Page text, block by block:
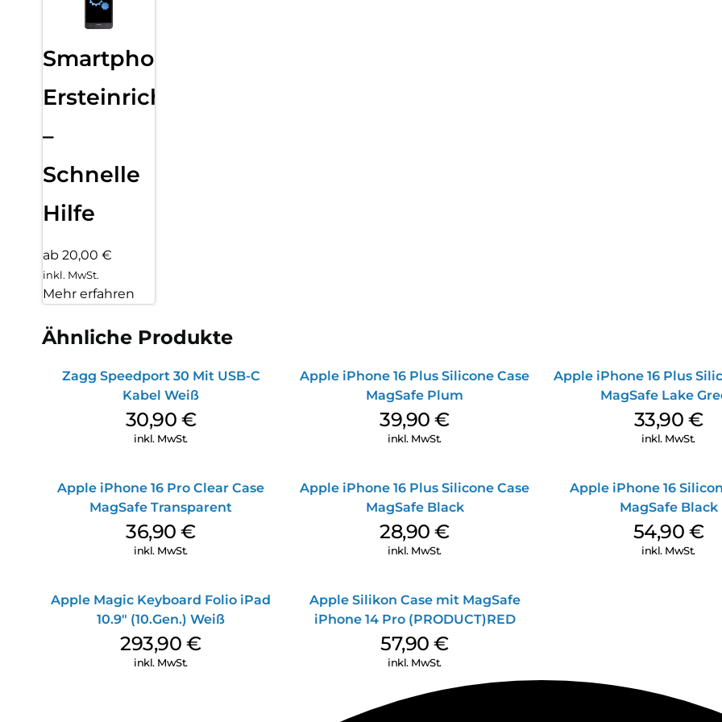
Smartphone
Ersteinrichtung
–
Schnelle
Hilfe
ab 20,00 €
inkl. MwSt.
Mehr erfahren
Ähnliche Produkte
Zagg Speedport 30 Mit USB-C
Kabel Weiß
30,90 €
inkl. MwSt.
Apple iPhone 16 Plus Silicone Case
MagSafe Plum
39,90€
inkl. MwSt.
Apple iPhone 16 Plus
MagSafe Lake
33,90 €
inkl. MwSt.
Apple iPhone 16 Pro Clear Case
MagSafe Transparent
36,90€
inkl. MwSt.
Apple iPhone 16 Plus Silicone Case
MagSafe Black
28,90€
inkl. MwSt.
Apple iPhone 16
MagSafe Black
54,90 €
inkl. MwSt.
Apple Magic Keyboard Folio iPad
10.9″ (10.Gen.) Weiß
293,90€
inkl. MwSt.
Apple Silikon Case mit MagSafe
iPhone 14 Pro (PRODUCT)RED
57,90€
inkl. MwSt.